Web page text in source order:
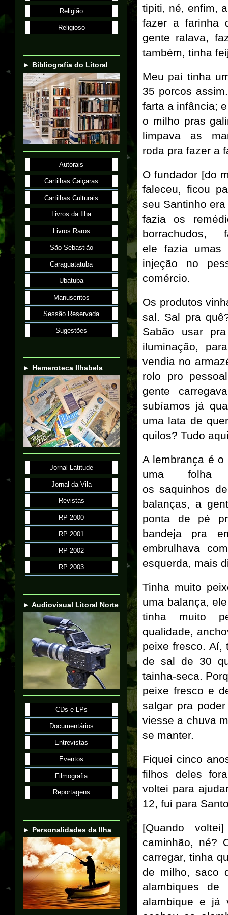
tipiti, né, enfim,
fazer a farinha
gente ralava,
também, tinha
Meu pai tinha
35 porcos
farta a infância;
o milho pras
limpava as
roda pra fazer a
O fundador [do
faleceu, ficou
seu Santinho
fazia os
ele fazia umas
injeção no
comércio.
Os produtos
sal. Sal pra
Sabão usar
iluminação,
vendia no
rolo pro
gente
subíamos já
uma lata de
quilos? Tudo
A lembrança é
uma
os saquinhos
balanças, a
ponta de pé
bandeja pra
embrulhava
esquerda, mais
Tinha muito
uma balança,
tinha muito
qualidade,
peixe fresco.
de sal de 30
tainha-seca.
peixe fresco e
salgar pra
viesse a chuva
se manter.
Fiquei cinco
filhos deles
voltei para
12, fui para
[Quando
caminhão, né?
carregar, tinha
de milho, saco
alambiques
alambique e já
Religião
Religioso
► Bibliografia do Litoral
Autorais
Cartilhas Caiçaras
Cartilhas Culturais
Livros da Ilha
Livros Raros
São Sebastião
Caraguatatuba
Ubatuba
Manuscritos
Sessão Reservada
Sugestões
► Hemeroteca Ilhabela
Jornal Latitude
Jornal da Vila
Revistas
RP 2000
RP 2001
RP 2002
RP 2003
► Audiovisual Litoral Norte
CDs e LPs
Documentários
Entrevistas
Eventos
Filmografia
Reportagens
► Personalidades da Ilha